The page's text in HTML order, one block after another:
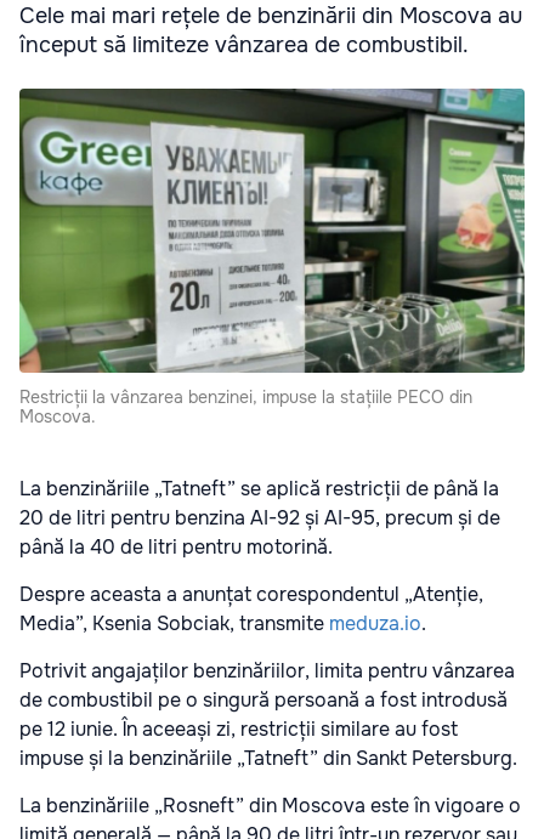
Cele mai mari rețele de benzinării din Moscova au
început să limiteze vânzarea de combustibil.
Restricții la vânzarea benzinei, impuse la stațiile PECO din
Moscova.
La benzinăriile „Tatneft” se aplică restricții de până la
20 de litri pentru benzina AI-92 și AI-95, precum și de
până la 40 de litri pentru motorină.
Despre aceasta a anunțat corespondentul „Atenție,
Media”, Ksenia Sobciak, transmite meduza.io.
Potrivit angajaților benzinăriilor, limita pentru vânzarea
de combustibil pe o singură persoană a fost introdusă
pe 12 iunie. În aceeași zi, restricții similare au fost
impuse și la benzinăriile „Tatneft” din Sankt Petersburg.
La benzinăriile „Rosneft” din Moscova este în vigoare o